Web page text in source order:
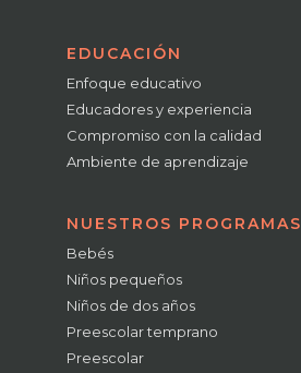
EDUCACIÓN
Enfoque educativo
Educadores y experiencia
Compromiso con la calidad
Ambiente de aprendizaje
NUESTROS PROGRAMAS
Bebés
Niños pequeños
Niños de dos años
Preescolar temprano
Preescolar